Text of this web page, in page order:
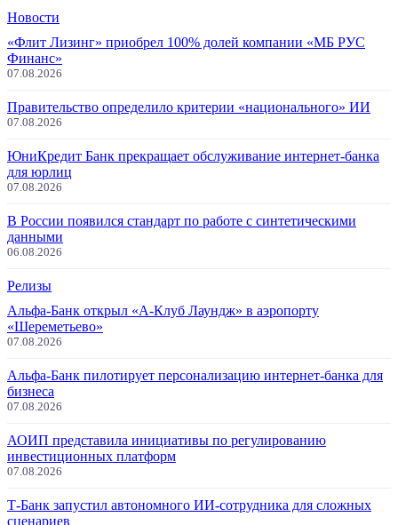
Новости
«Флит Лизинг» приобрел 100% долей компании «МБ РУС
Финанс»
07.08.2026
Правительство определило критерии «национального» ИИ
07.08.2026
ЮниКредит Банк прекращает обслуживание интернет-банка
для юрлиц
07.08.2026
В России появился стандарт по работе с синтетическими
данными
06.08.2026
Релизы
Альфа-Банк открыл «А-Клуб Лаундж» в аэропорту
«Шереметьево»
07.08.2026
Альфа-Банк пилотирует персонализацию интернет-банка для
бизнеса
07.08.2026
АОИП представила инициативы по регулированию
инвестиционных платформ
07.08.2026
Т-Банк запустил автономного ИИ-сотрудника для сложных
сценариев